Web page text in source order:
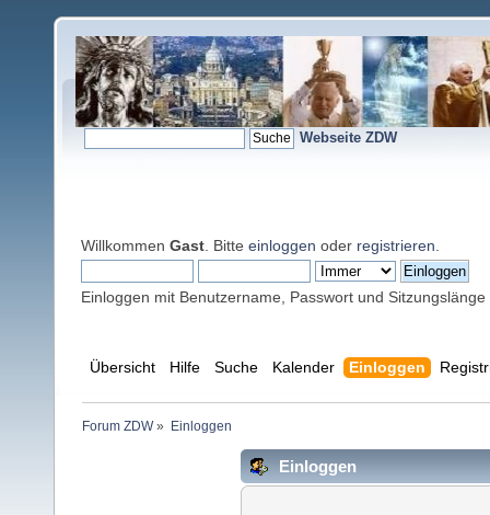
Webseite ZDW
Willkommen Gast . Bitte einloggen oder registrieren
Einloggen mit Benutzername, Passwort und Sitzungslänge
Übersicht Hilfe Suche Kalender Einloggen
Forum ZDW» Einloggen
Einloggen